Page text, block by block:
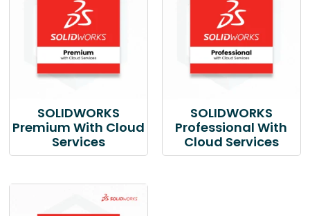
SOLIDWORKS
Premium With Cloud
Services
SOLIDWORKS
Professional With
Cloud Services